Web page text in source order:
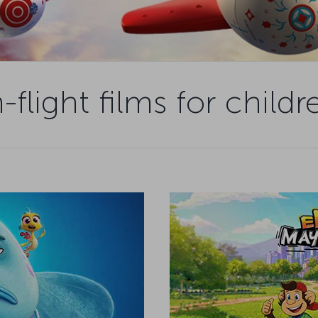
flight films for